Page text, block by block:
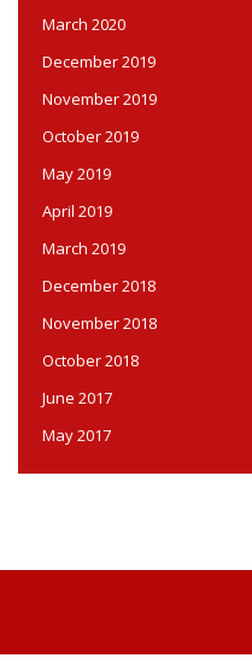
March 2020
December 2019
November 2019
October 2019
May 2019
April 2019
March 2019
December 2018
November 2018
October 2018
June 2017
May 2017